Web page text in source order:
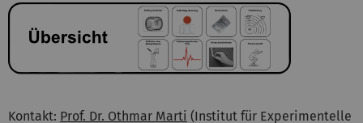
Kontakt: Prof. Dr. Othmar Marti (Institut für Experimentelle